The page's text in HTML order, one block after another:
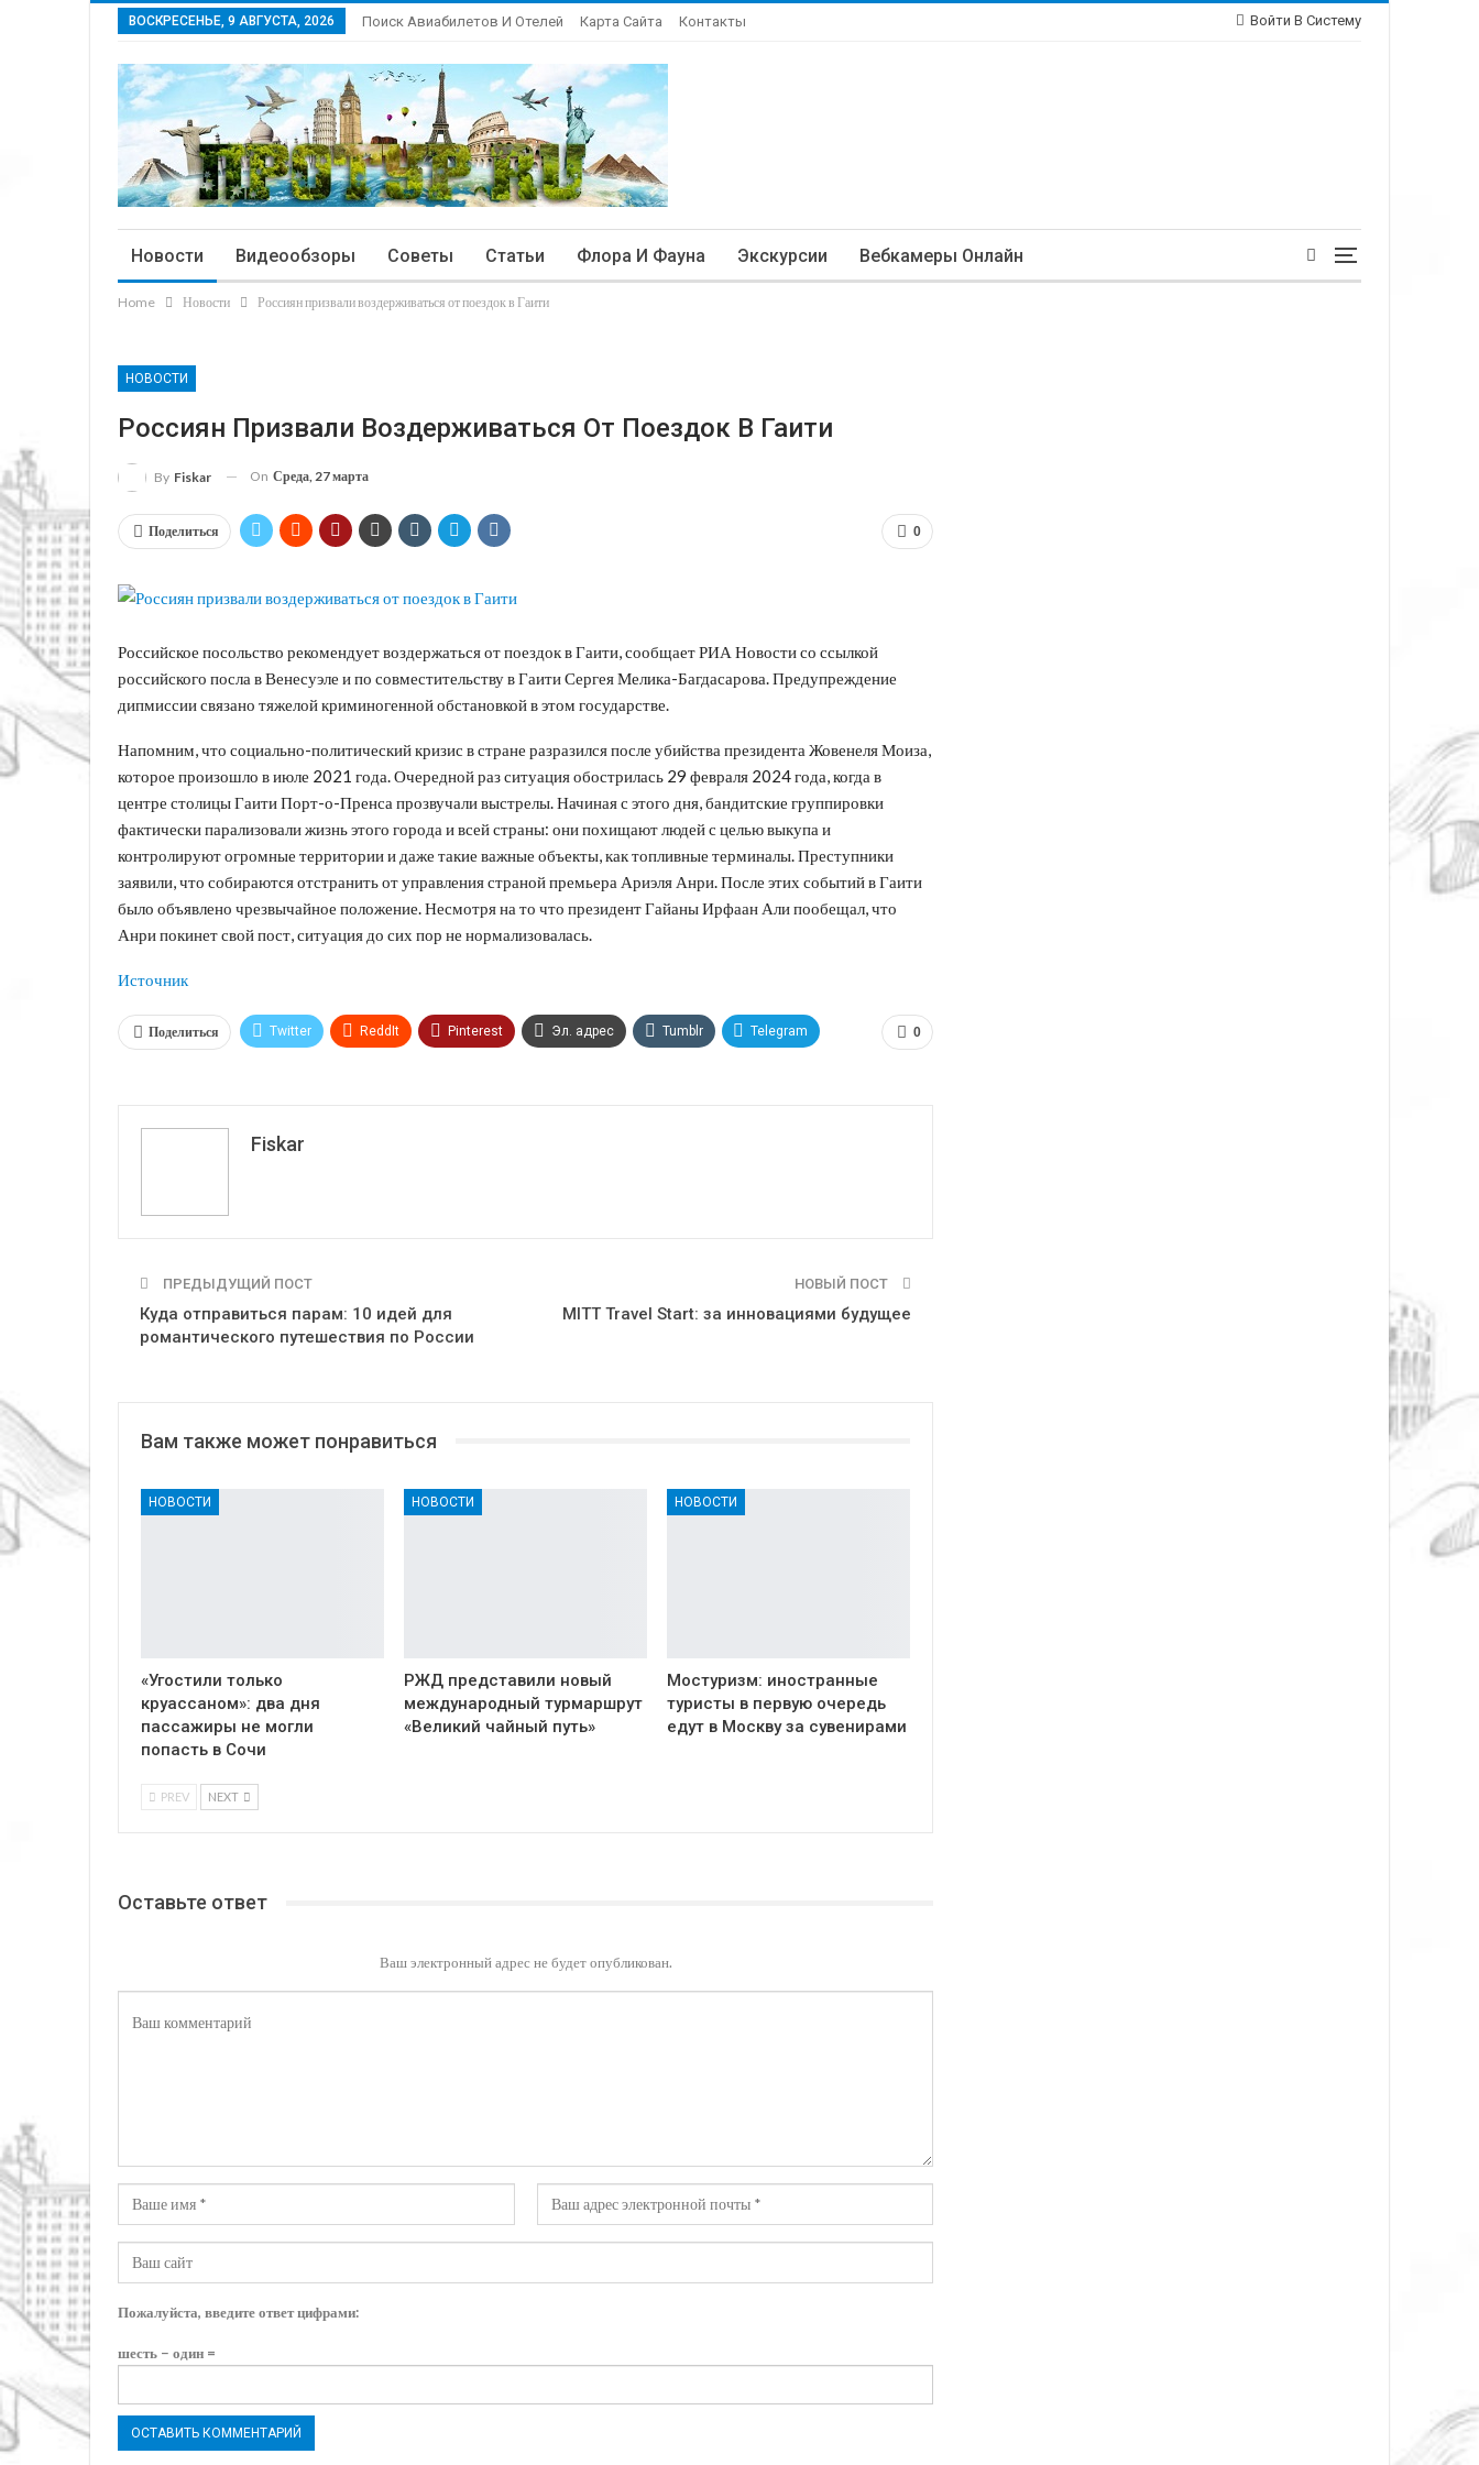
Войти В Систему
ВОСКРЕСЕНЬЕ, 9 АВГУСТА, 2026 Поиск Авиабилетов И Отелей Карта Сайта Контакты
Новости Видеообзоры Советы Статьи Флора И Фауна Экскурсии Вебкамеры Онлайн
Home Новости Россиян призвали воздерживаться от поездок в Гаити
НОВОСТИ
Россиян Призвали Воздерживаться От Поездок В Гаити
By Fiskar On Среда, 27 марта
0
Поделиться
Российское посольство рекомендует воздержаться от поездок в Гаити, сообщает РИА Новости со ссылкой
российского посла в Венесуэле и по совместительству в Гаити Сергея Мелика-Багдасарова. Предупреждение
дипмиссии связано тяжелой криминогенной обстановкой в этом государстве.
Напомним, что социально-политический кризис в стране разразился после убийства президента Жовенеля Моиза,
которое произошло в июле 2021 года. Очередной раз ситуация обострилась 29 февраля 2024 года, когда в
центре столицы Гаити Порт-о-Пренса прозвучали выстрелы. Начиная с этого дня, бандитские группировки
фактически парализовали жизнь этого города и всей страны: они похищают людей с целью выкупа и
контролируют огромные территории и даже такие важные объекты, как топливные терминалы. Преступники
заявили, что собираются отстранить от управления страной премьера Ариэля Анри. После этих событий в Гаити
было объявлено чрезвычайное положение. Несмотря на то что президент Гайаны Ирфаан Али пообещал, что
Анри покинет свой пост, ситуация до сих пор не нормализовалась.
Источник
0
Поделиться Twitter ReddIt Pinterest Эл. адрес Tumblr Telegram
Fiskar
ПРЕДЫДУЩИЙ ПОСТ
Куда отправиться парам: 10 идей для
романтического путешествия по России
НОВЫЙ ПОСТ
MITT Travel Start: за инновациями будущее
Вам также может понравиться
НОВОСТИ
«Угостили только
круассаном»: два дня
пассажиры не могли
попасть в Сочи
НОВОСТИ
РЖД представили новый
международный турмаршрут
«Великий чайный путь»
НОВОСТИ
Мостуризм: иностранные
туристы в первую очередь
едут в Москву за сувенирами
PREV NEXT
Оставьте ответ
Ваш электронный адрес не будет опубликован.
Пожалуйста, введите ответ цифрами:
шесть − один =